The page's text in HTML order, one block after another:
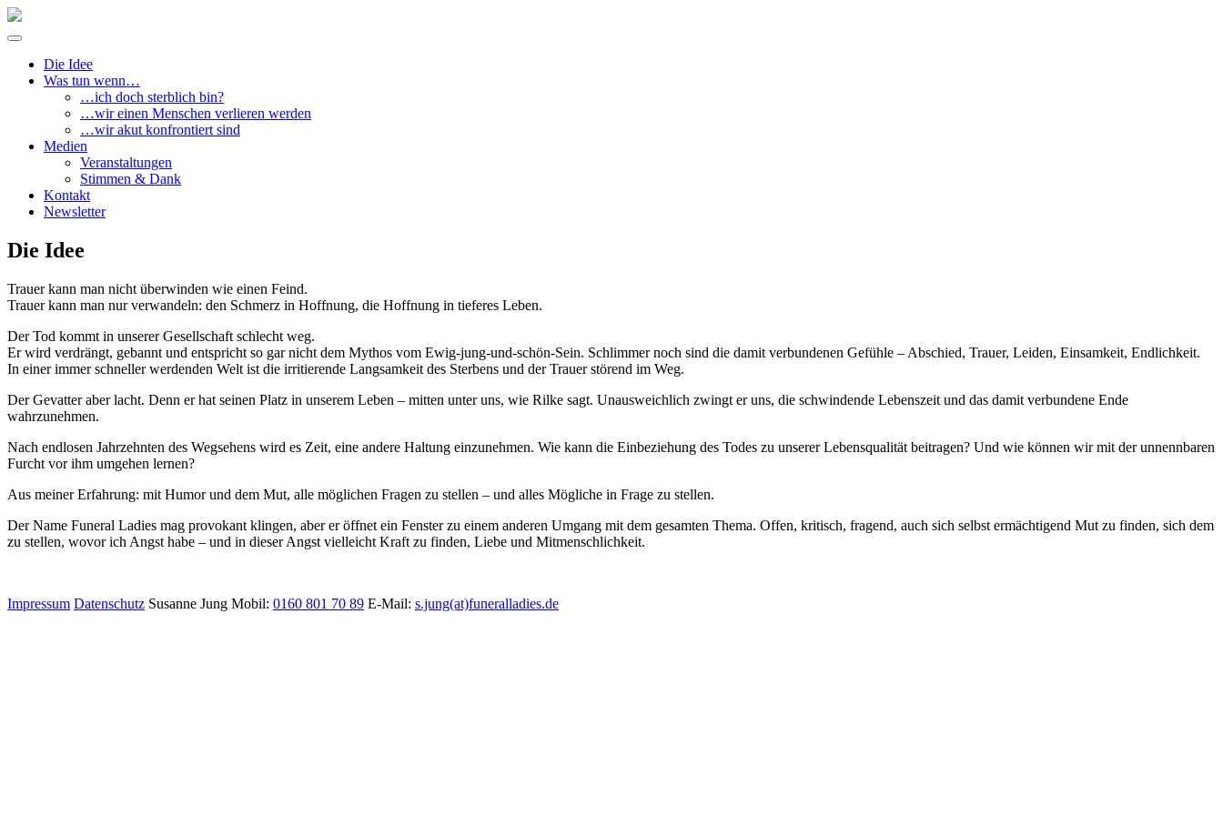
Springe
Die Idee
Was tun wenn…
…ich doch sterblich bin?
…wir einen Menschen verlieren werden
…wir akut konfrontiert sind
Medien
Veranstaltungen
Stimmen & Dank
Kontakt
Newsletter
Die Idee
Trauer kann man nicht überwinden wie einen Feind.
Trauer kann man nur verwandeln: den Schmerz in Hoffnung, die Hoffnung in tieferes Leben.
Der Tod kommt in unserer Gesellschaft schlecht weg.
Er wird verdrängt, gebannt und entspricht so gar nicht dem Mythos vom Ewig-jung-und-schön-Sein. Schlimmer noch sind die damit verbundenen Gefühle – Abschied, Trauer, Leiden, Einsamkeit, Endlichkeit.
In einer immer schneller werdenden Welt ist die irritierende Langsamkeit des Sterbens und der Trauer störend im Weg.
Der Gevatter aber lacht. Denn er hat seinen Platz in unserem Leben – mitten unter uns, wie Rilke sagt. Unausweichlich zwingt er uns, die schwindende Lebenszeit und das damit verbundene Ende
wahrzunehmen.
Nach endlosen Jahrzehnten des Wegsehens wird es Zeit, eine andere Haltung einzunehmen. Wie kann die Einbeziehung des Todes zu unserer Lebensqualität beitragen? Und wie können wir mit der unnennbaren
Furcht vor ihm umgehen lernen?
Aus meiner Erfahrung: mit Humor und dem Mut, alle möglichen Fragen zu stellen – und alles Mögliche in Frage zu stellen.
Der Name Funeral Ladies mag provokant klingen, aber er öffnet ein Fenster zu einem anderen Umgang mit dem gesamten Thema. Offen, kritisch, fragend, auch sich selbst ermächtigend Mut zu finden, sich dem
zu stellen, wovor ich Angst habe – und in dieser Angst vielleicht Kraft zu finden, Liebe und Mitmenschlichkeit.
Impressum Datenschutz Susanne Jung Mobil: 0160 801 70 89 E-Mail: s.jung(at)funeralladies.de